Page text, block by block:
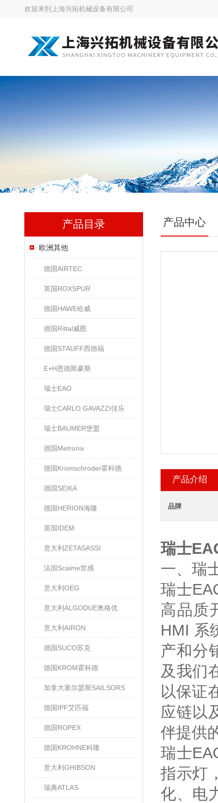
欢迎来到 上海兴拓机械设备有限公司
产品目录
欧洲其他
德国AIRTEC
英国ROXSPUR
德国HAWE哈威
德国Rittal威图
德国STAUFF西德福
E+H恩德斯豪斯
瑞士EAO
瑞士CARLO GAVAZZI佳乐
瑞士BAUMER堡盟
德国Metronix
德国Kromschroder霍科德
德国SEIKA
德国HERION海隆
英国IDEM
意大利ZETASASSI
法国Scaime世感
意大利OEG
意大利ALGODUE奥格优
意大利AIRON
德国SUCO苏克
德国KROM霍科德
加拿大塞尔瑟斯SAILSORS
德国IPF艾匹福
德国ROPEX
德国KROHNE科隆
意大利GHIBSON
瑞典ATLAS
产品中心
产品介绍
品牌
瑞士
一、瑞
瑞士
高品质
HMI 系
产和分
及我们
以保证
应链以
伴提供
瑞士
指示灯
化、电